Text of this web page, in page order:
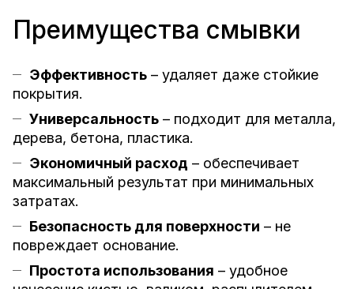
Преимущества смывки
Эффективность – удаляет даже стойкие
покрытия.
Универсальность – подходит для металла,
дерева, бетона, пластика.
Экономичный расход – обеспечивает
максимальный результат при минимальных
затратах.
Безопасность для поверхности – не
повреждает основание.
Простота использования – удобное